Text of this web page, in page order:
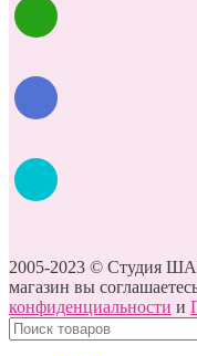
2005-2023 © Студия
магазин вы
конфиденциальности и